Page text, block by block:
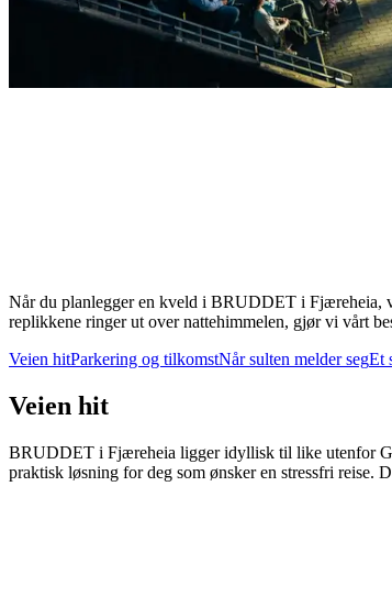
Når du planlegger en kveld i BRUDDET i Fjæreheia,
replikkene ringer ut over nattehimmelen, gjør vi vårt
Veien hitParkering og tilkomstNår sulten melder segEt
Veien hit
BRUDDET i Fjæreheia ligger idyllisk til like utenfor
praktisk løsning for deg som ønsker en stressfri reise.